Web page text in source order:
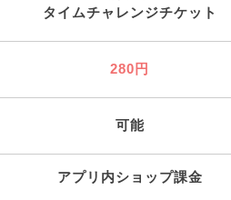
タイムチャレンジチケット
280円
可能
アプリ内ショップ課金